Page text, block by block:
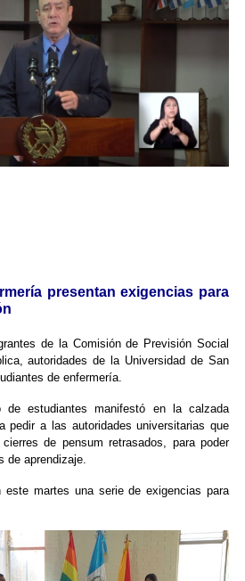
presentan exigencias para
de la Comisión de Previsión Social
autoridades de la Universidad de San
de enfermería.
estudiantes manifestó en la calzada
pedir a las autoridades universitarias que
de pensum retrasados, para poder
de aprendizaje.
este martes una serie de exigencias para